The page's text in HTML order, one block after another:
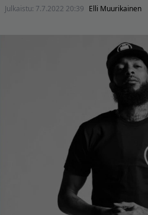
Julkaistu: 7.7.2022 20:39 Elli Muurikainen